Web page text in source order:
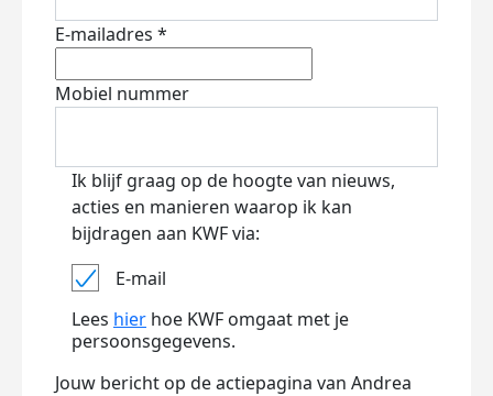
E-mailadres *
Mobiel nummer
Ik blijf graag op de hoogte van nieuws,
acties en manieren waarop ik kan
bijdragen aan KWF via:
E-mail
Lees hier hoe KWF omgaat met je
persoonsgegevens.
Jouw bericht op de actiepagina van Andrea